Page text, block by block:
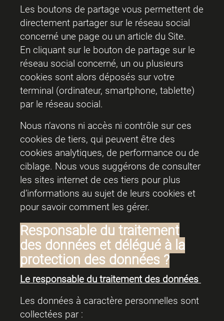
Les boutons de partage vous permettent de
directement partager sur le réseau social
concerné une page ou un article du Site.
En cliquant sur le bouton de partage sur le
réseau social concerné, un ou plusieurs
cookies sont alors déposés sur votre
terminal (ordinateur, smartphone, tablette)
par le réseau social.
Nous n’avons ni accès ni contrôle sur ces
cookies de tiers, qui peuvent être des
cookies analytiques, de performance ou de
ciblage. Nous vous suggérons de consulter
les sites internet de ces tiers pour plus
d’informations au sujet de leurs cookies et
pour savoir comment les gérer.
Responsable du traitement
des données et délégué à la
protection des données ?
Le responsable du traitement des données
Les données à caractère personnelles sont
collectées par :